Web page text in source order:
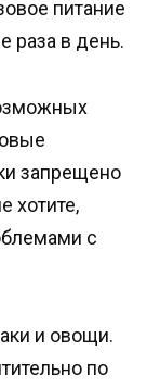
питание
раза в день.
запрещено
хотите,
с
и овощи.
по